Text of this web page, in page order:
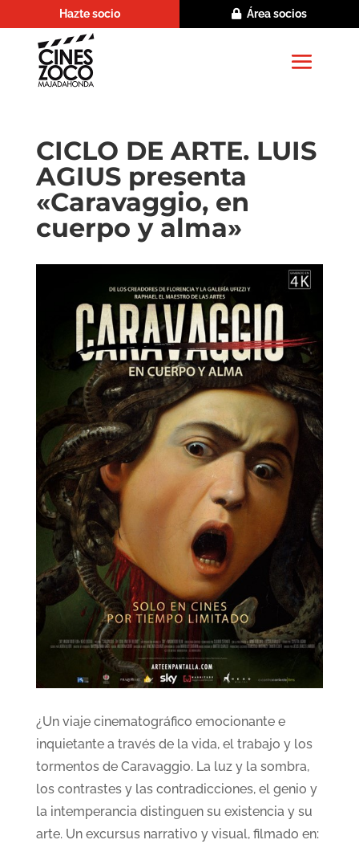
Hazte socio Área socios
CICLO DE ARTE. LUIS
AGIUS presenta
«Caravaggio, en
cuerpo y alma»
¿Un viaje cinematográfico emocionante e
inquietante a través de la vida, el trabajo y los
tormentos de Caravaggio. La luz y la sombra,
los contrastes y las contradicciones, el genio y
la intemperancia distinguen su existencia y su
arte. Un excursus narrativo y visual, filmado en: